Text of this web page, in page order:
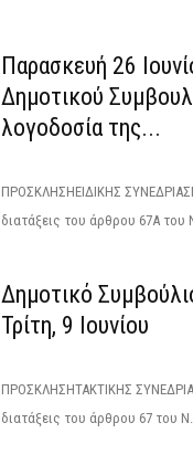
Παρασκευή 26
Δημοτικού
λογοδοσία της...
ΠΡΟΣΚΛΗΣΗΕΙΔΙΚΗΣ
διατάξεις του άρθρου 67Α του
Δημοτικό
Τρίτη, 9 Ιουνίου
ΠΡΟΣΚΛΗΣΗΤΑΚΤΙΚΗΣ
διατάξεις του άρθρου 67 του